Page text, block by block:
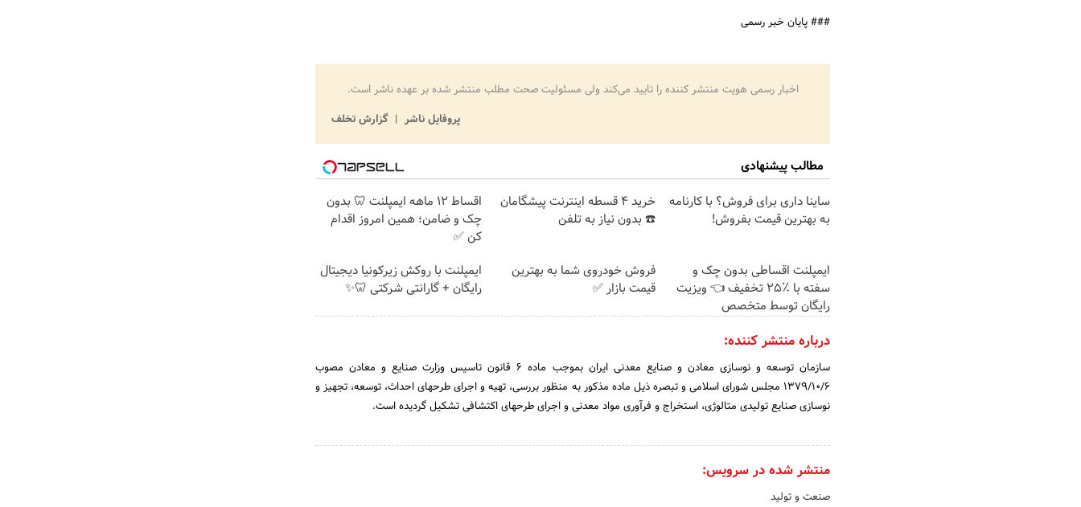
### پایان خبر رسمی
اخبار رسمی هویت منتشر کننده را تایید می‌کند ولی مسئولیت صحت مطلب منتشر شده بر عهده ناشر است.
پروفایل ناشر
گزارش تخلف
مطالب پیشنهادی
ساینا داری برای فروش؟ با کارنامه
به بهترین قیمت بفروش!
خرید 4 قسطه اینترنت پیشگامان
☎️ بدون نیاز به تلفن
اقساط ۱۲ ماهه ایمپلنت 🦷 بدون
چک و ضامن؛ همین امروز اقدام
کن ✅
ایمپلنت اقساطی بدون چک و
سفته با ٪۲۵ تخفیف 👈 ویزیت
رایگان توسط متخصص
فروش خودروی شما به بهترین
قیمت بازار ✅
ایمپلنت با روکش زیرکونیا دیجیتال
رایگان + گارانتی شرکتی 🦷✨
درباره منتشر کننده:
سازمان توسعه و نوسازی معادن و صنایع معدنی ایران بموجب ماده 6 قانون تاسیس وزارت صنایع و معادن مصوب
1379/10/6 مجلس شورای اسلامی و تبصره ذیل ماده مذکور به منظور بررسی، تهیه و اجرای طرحهای احداث، توسعه، تجهیز و
نوسازی صنایع تولیدی متالوژی، استخراج و فرآوری مواد معدنی و اجرای طرحهای اکتشافی تشکیل گردیده است.
منتشر شده در سرویس:
صنعت و تولید